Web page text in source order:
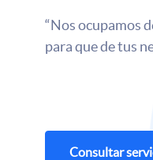
“Nos ocupamos
para que de tus
Consultar